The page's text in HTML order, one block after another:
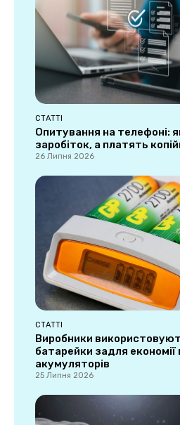
СТАТТІ
Опитування на телефоні:
заробіток, а платять
26 Липня 2026
СТАТТІ
Виробники
батарейки задля економії
акумуляторів
25 Липня 2026